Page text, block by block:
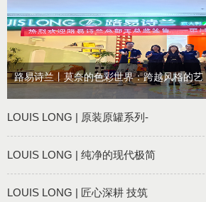
路易诗兰丨莫奈的色彩世界：跨越风格的艺
LOUIS LONG | 原装原罐系列-
LOUIS LONG | 纯净的现代极简
LOUIS LONG | 匠心深耕 技筑